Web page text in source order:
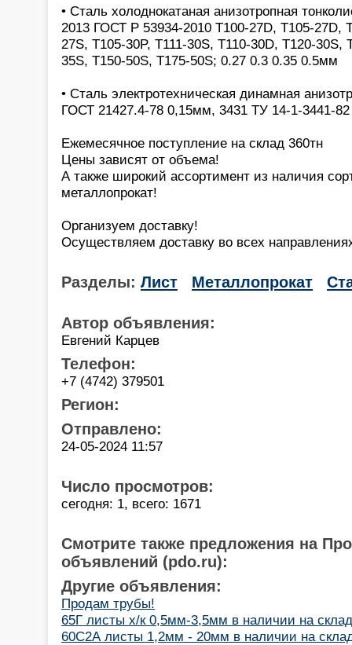
• Сталь холоднокатаная анизотропная
2013 ГОСТ Р 53934-2010 Т100-27D, T105-27D,
27S, T105-30P, T111-30S, T110-30D, T120-30S,
35S, T150-50S, T175-50S; 0.27 0.3 0.35 0.5мм
• Сталь электротехническая динамная
ГОСТ 21427.4-78 0,15мм, 3431 ТУ 14-1-3441-
Ежемесячное поступление на склад 360тн
Цены зависят от объема!
А также широкий ассортимент из наличия
металлопрокат!
Организуем доставку!
Осуществляем доставку во всех
Разделы: Лист Металлопрокат
Автор объявления:
Евгений Карцев
Телефон:
+7 (4742) 379501
Регион:
Отправлено:
24-05-2024 11:57
Число просмотров:
сегодня: 1, всего: 1671
Смотрите также предложения на
объявлений (pdo.ru):
Другие объявления:
Продам трубы!
65Г листы х/к 0,5мм-3,5мм в наличии на
60С2А листы 1,2мм - 20мм в наличии на